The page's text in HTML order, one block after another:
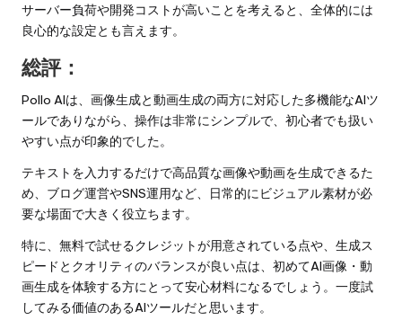
サーバー負荷や開発コストが高いことを考えると、全体的には
良心的な設定とも言えます。
総評：
Pollo AIは、画像生成と動画生成の両方に対応した多機能なAIツ
ールでありながら、操作は非常にシンプルで、初心者でも扱い
やすい点が印象的でした。
テキストを入力するだけで高品質な画像や動画を生成できるた
め、ブログ運営やSNS運用など、日常的にビジュアル素材が必
要な場面で大きく役立ちます。
特に、無料で試せるクレジットが用意されている点や、生成ス
ピードとクオリティのバランスが良い点は、初めてAI画像・動
画生成を体験する方にとって安心材料になるでしょう。一度試
してみる価値のあるAIツールだと思います。